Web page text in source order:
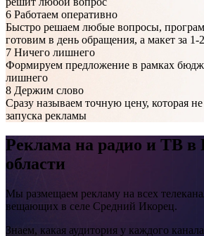
6 Работаем оперативно
Быстро решаем любые вопросы,
готовим в день обращения, а макет за 1-
7 Ничего лишнего
Формируем предложение в рамках
лишнего
8 Держим слово
Сразу называем точную цену, которая
запуска рекламы
Реклама на радио и ТВ в
области
Мы размещаем рекламу на всех
вещающих в селе Средний Икорец.
Знаем, какая аудитория у каждого